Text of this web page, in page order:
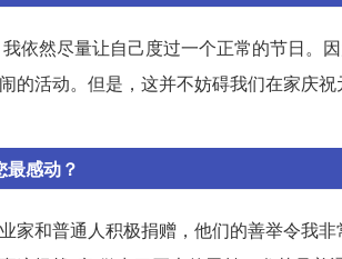
依然尽量让自己度过一个正常的节日。
的活动。但是，这并不妨碍我们在家庆
感动？
家和普通人积极捐赠，他们的善举令我